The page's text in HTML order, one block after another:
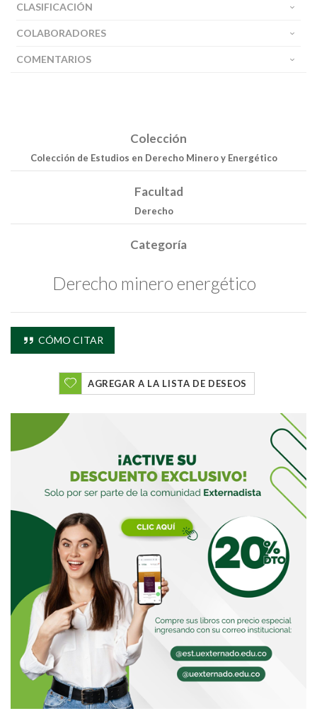
Buscar
Buscar
CLASIFICACIÓN
COLABORADORES
COMENTARIOS
Colección
Colección de Estudios en Derecho Minero y Energético
Facultad
Derecho
Categoría
Derecho minero energético
CÓMO CITAR
AGREGAR A LA LISTA DE DESEOS